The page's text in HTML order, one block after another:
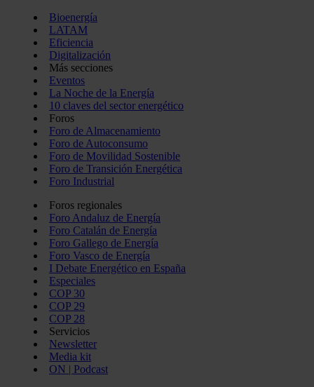
Bioenergía
LATAM
Eficiencia
Digitalización
Más secciones
Eventos
La Noche de la Energía
10 claves del sector energético
Foros
Foro de Almacenamiento
Foro de Autoconsumo
Foro de Movilidad Sostenible
Foro de Transición Energética
Foro Industrial
Foros regionales
Foro Andaluz de Energía
Foro Catalán de Energía
Foro Gallego de Energía
Foro Vasco de Energía
I Debate Energético en España
Especiales
COP 30
COP 29
COP 28
Servicios
Newsletter
Media kit
ON | Podcast